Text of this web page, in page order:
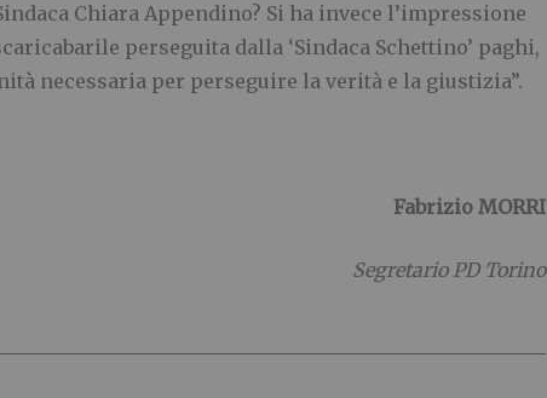
Chiara Appendino? Si ha invece l’impressione
perseguita dalla ‘Sindaca Schettino’ paghi,
necessaria per perseguire la verità e la giustizia”.
Fabrizio MORRI
Segretario PD Torino